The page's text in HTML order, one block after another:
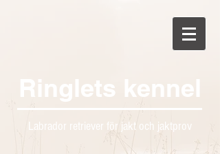
Ringlets kennel
Labrador retriever för jakt och jaktprov